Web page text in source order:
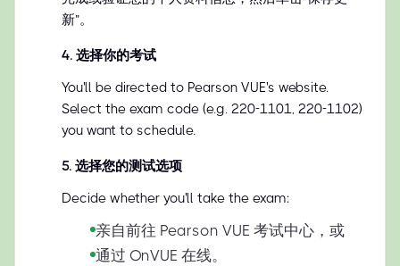
新”。
4. 选择你的考试
You'll be directed to Pearson VUE's website.
Select the exam code (e.g. 220-1101, 220-1102)
you want to schedule.
5. 选择您的测试选项
Decide whether you'll take the exam:
亲自前往 Pearson VUE 考试中心，或
通过 OnVUE 在线。